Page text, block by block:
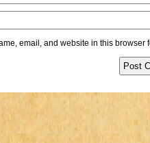
email, and website in this browser